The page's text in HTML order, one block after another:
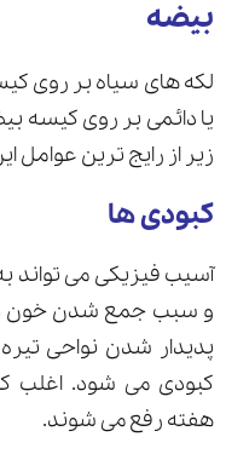
بیضه
لکه های سیاه بر روی
یا دائمی بر روی کیسه
زیر از رایج ترین
کبودی ها
آسیب فیزیکی می
و سبب جمع شدن خون
پدیدار شدن نواحی
کبودی می شود. اغلب
هفته رفع می شوند.